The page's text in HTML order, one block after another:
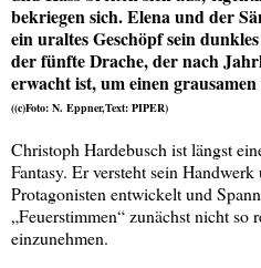
bekriegen sich. Elena und der
ein uraltes Geschöpf sein
der fünfte Drache, der nach
erwacht ist, um einen
((c)Foto: N. Eppner,Text: PIPER)
Christoph Hardebusch ist längst
Fantasy. Er versteht sein
Protagonisten entwickelt und
„Feuerstimmen“ zunächst nicht so
einzunehmen.